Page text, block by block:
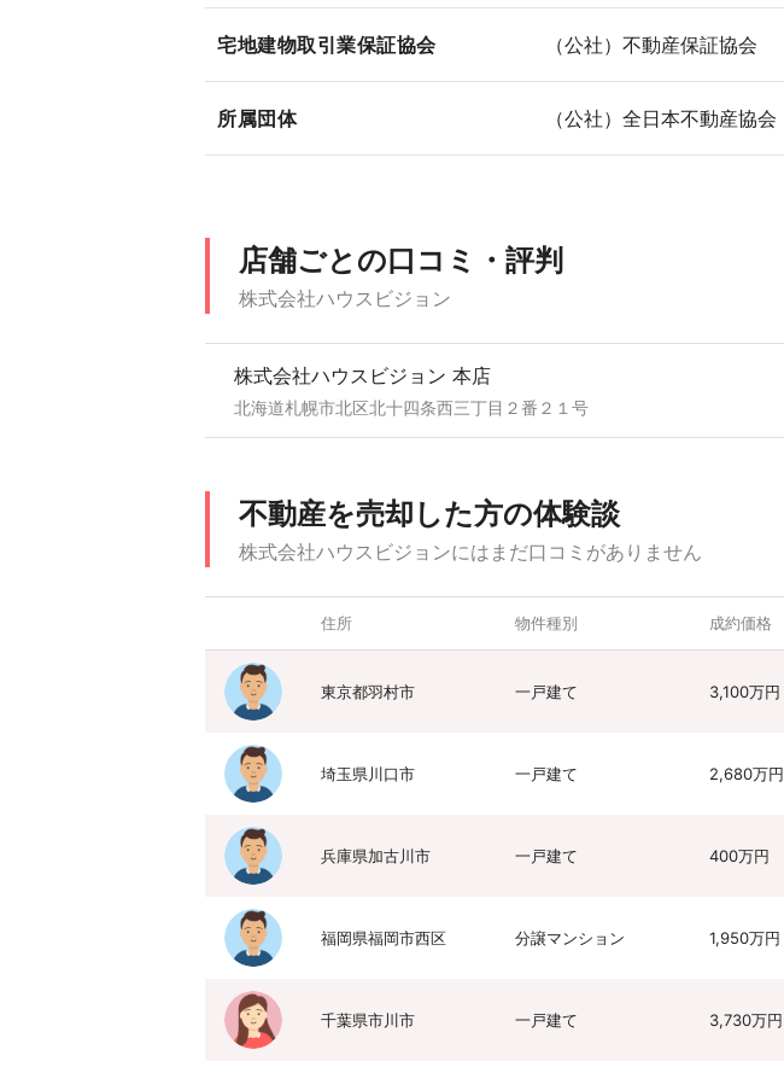
宅地建物取引業保証協会 （公社）不動産保証協会
所属団体 （公社）全日本不動産協会
店舗ごとの口コミ・評判
株式会社ハウスビジョン
株式会社ハウスビジョン 本店
北海道札幌市北区北十四条西三丁目２番２１号
不動産を売却した方の体験談
株式会社ハウスビジョンにはまだ口コミがありません
住所 物件種別 成約価格
東京都羽村市 一戸建て 3,100万円
埼玉県川口市 一戸建て 2,680万円
兵庫県加古川市 一戸建て 400万円
福岡県福岡市西区 分譲マンション 1,950万円
千葉県市川市 一戸建て 3,730万円